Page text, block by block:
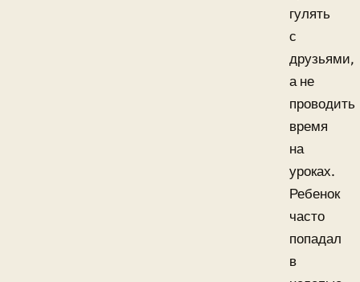
гулять
с
друзьями,
а не
проводить
время
на
уроках.
Ребенок
часто
попадал
в